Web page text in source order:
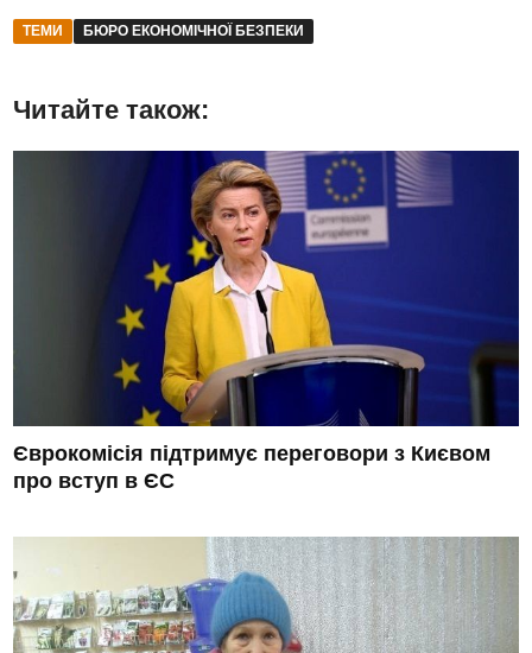
ТЕМИ БЮРО ЕКОНОМІЧНОЇ БЕЗПЕКИ
Читайте також:
Єврокомісія підтримує переговори з Києвом
про вступ в ЄС